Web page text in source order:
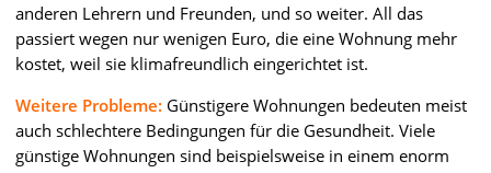
anderen Lehrern und Freunden, und so weiter. All das
passiert wegen nur wenigen Euro, die eine Wohnung mehr
kostet, weil sie klimafreundlich eingerichtet ist.
Weitere Probleme: Günstigere Wohnungen bedeuten meist
auch schlechtere Bedingungen für die Gesundheit. Viele
günstige Wohnungen sind beispielsweise in einem enorm